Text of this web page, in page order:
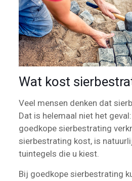
Wat kost
Veel mensen denken dat
Dat is helemaal niet het
goedkope sierbestrating
sierbestrating kost, is
tuintegels die u kiest.
Bij goedkope sierbestrating